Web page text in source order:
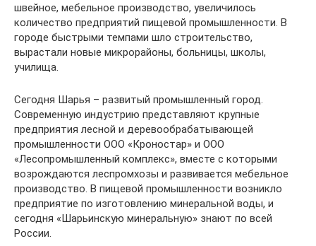
швейное, мебельное производство, увеличилось
количество предприятий пищевой промышленности. В
городе быстрыми темпами шло строительство,
вырастали новые микрорайоны, больницы, школы,
училища.
Сегодня Шарья – развитый промышленный город.
Современную индустрию представляют крупные
предприятия лесной и деревообрабатывающей
промышленности ООО «Кроностар» и ООО
«Лесопромышленный комплекс», вместе с которыми
возрождаются леспромхозы и развивается мебельное
производство. В пищевой промышленности возникло
предприятие по изготовлению минеральной воды, и
сегодня «Шарьинскую минеральную» знают по всей
России.